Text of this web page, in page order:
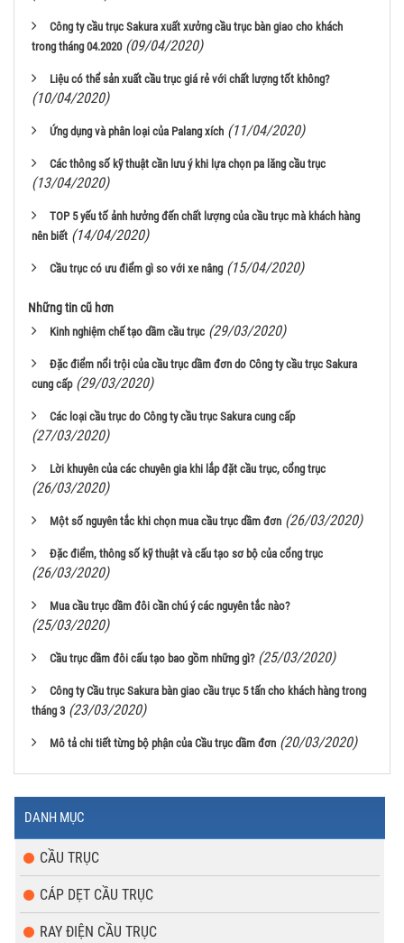
Công ty cầu trục Sakura xuất xưởng cầu trục bàn giao cho khách
trong tháng 04.2020 (09/04/2020)
Liệu có thể sản xuất cầu trục giá rẻ với chất lượng tốt không?
(10/04/2020)
Ứng dụng và phân loại của Palang xích (11/04/2020)
Các thông số kỹ thuật cần lưu ý khi lựa chọn pa lăng cầu trục
(13/04/2020)
TOP 5 yếu tố ảnh hưởng đến chất lượng của cầu trục mà khách hàng
nên biết (14/04/2020)
Cầu trục có ưu điểm gì so với xe nâng (15/04/2020)
Những tin cũ hơn
Kinh nghiệm chế tạo dầm cầu trục (29/03/2020)
Đặc điểm nổi trội của cầu trục dầm đơn do Công ty cầu trục Sakura
cung cấp (29/03/2020)
Các loại cầu trục do Công ty cầu trục Sakura cung cấp
(27/03/2020)
Lời khuyên của các chuyên gia khi lắp đặt cầu trục, cổng trục
(26/03/2020)
Một số nguyên tắc khi chọn mua cầu trục dầm đơn (26/03/2020)
Đặc điểm, thông số kỹ thuật và cấu tạo sơ bộ của cổng trục
(26/03/2020)
Mua cầu trục dầm đôi cần chú ý các nguyên tắc nào?
(25/03/2020)
Cầu trục dầm đôi cấu tạo bao gồm những gì? (25/03/2020)
Công ty Cầu trục Sakura bàn giao cầu trục 5 tấn cho khách hàng trong
tháng 3 (23/03/2020)
Mô tả chi tiết từng bộ phận của Cầu trục dầm đơn (20/03/2020)
DANH MỤC
CẦU TRỤC
CÁP DẸT CẦU TRỤC
RAY ĐIỆN CẦU TRỤC